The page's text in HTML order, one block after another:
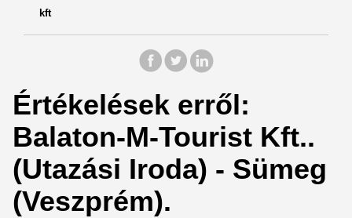
kft
Értékelések erről:
Balaton-M-Tourist Kft..
(Utazási Iroda) - Sümeg
(Veszprém).